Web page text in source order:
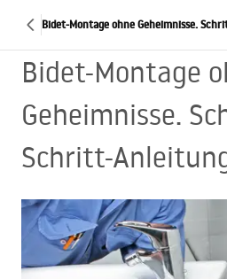
Bidet-Montage ohne Geheimnisse.
Bidet-Montage
Geheimnisse.
Schritt-